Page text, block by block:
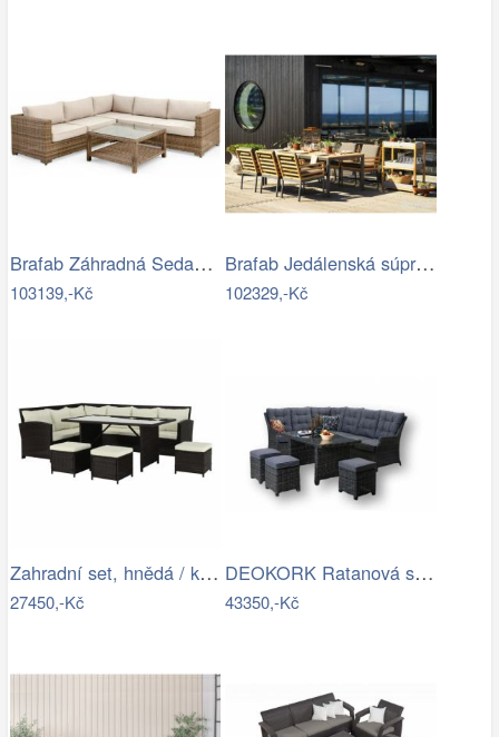
Brafab Záhradná Sedacia súprava NINJA -…
103139,-Kč
Brafab Jedálenská súprava ZALONGO Mdum
102329,-Kč
Zahradní set, hnědá / krémová, STARK…
27450,-Kč
DEOKORK Ratanová sestava DAKOTA …
43350,-Kč